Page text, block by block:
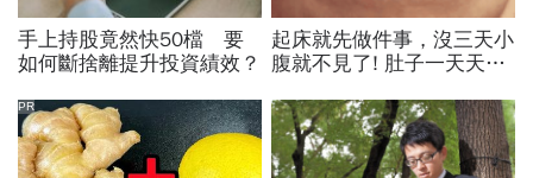
手上持股竟然快50檔 要
如何斷捨離提升投資績效？
起床就先做件事，沒三天小
腹就不見了! 肚子一天天變
PR